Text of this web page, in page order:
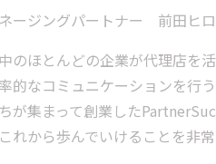
ージングパートナー 前田ヒ
のほとんどの企業が代理店を
的なコミュニケーションを行
が集まって創業した
れから歩んでいけることを非